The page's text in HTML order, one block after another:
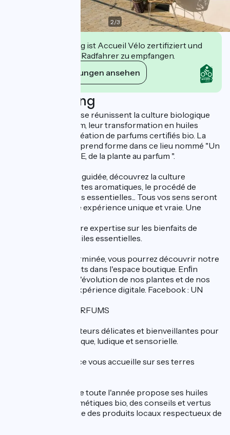
2/3
Diese Einrichtung ist Accueil Vélo zertifiziert und
verpflichtet sich, Radfahrer zu empfangen.
Ihre Verpflichtungen ansehen
Beschreibung
Imaginez un lieu où se réunissent la culture biologique
des plantes à parfum, leur transformation en huiles
essentielles et la création de parfums certiﬁés bio. La
magie de l'alchimie prend forme dans ce lieu nommé "Un
MAS en PROVENCE, de la plante au parfum ".
Lors de votre visite guidée, découvrez la culture
biologique des plantes aromatiques, le procédé de
distillation, les huiles essentielles... Tous vos sens seront
sollicités. Vivez une expérience unique et vraie. Une
intérieure avec notre expertise sur les bienfaits de
l'olfaction et des huiles essentielles.
Une fois la visite terminée, vous pourrez découvrir notre
sélection de produits dans l'espace boutique. Enﬁn
continuez à suivre l'évolution de nos plantes et de nos
parfums grâce à l'expérience digitale. Facebook : UN
EN PROVENCE PARFUMS
Un lieu haut en senteurs délicates et bienveillantes pour
une expérience unique, ludique et sensorielle.
Un Mas en Provence vous accueille sur ses terres
La boutique ouverte toute l'année propose ses huiles
essentielles et cosmétiques bio, des conseils et vertus
des plantes ainsi que des produits locaux respectueux de